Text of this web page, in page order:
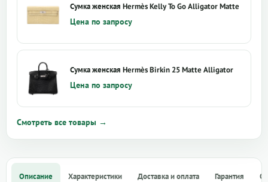
Сумка женская Hermès Kelly To Go Alligator Matte
Цена по запросу
Сумка женская Hermès Birkin 25 Matte Alligator
Цена по запросу
Смотреть все товары →
Описание Характеристики Доставка и оплата Гарантия